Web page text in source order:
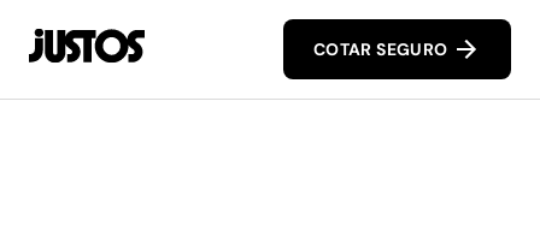
COTAR SEGURO